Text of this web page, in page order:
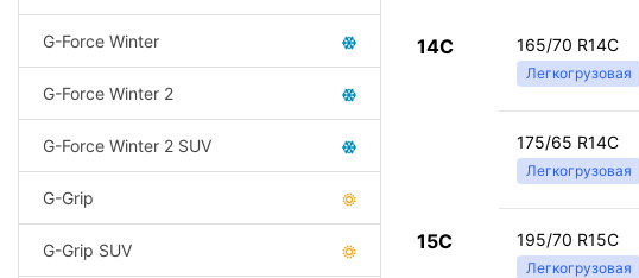
G-Force Winter
G-Force Winter 2
G-Force Winter 2 SUV
G-Grip
G-Grip SUV
14C 165/70 R14C
Легкогрузовая
175/65 R14C
Легкогрузовая
15C 195/70 R15C
Легкогрузовая